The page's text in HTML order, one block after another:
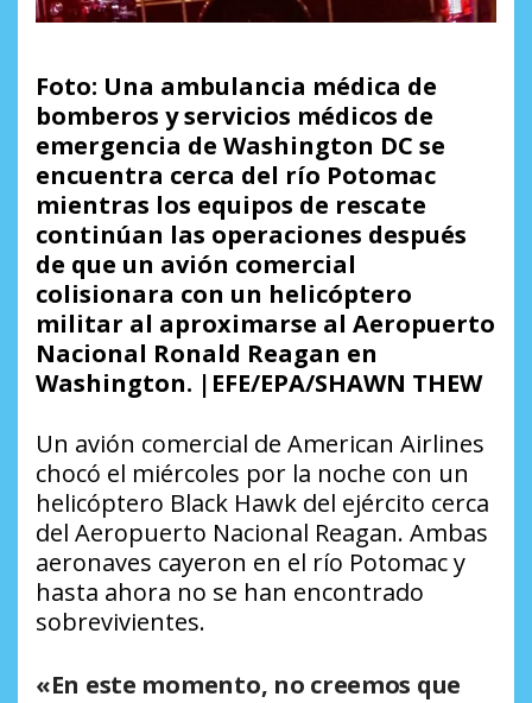
Foto: Una ambulancia médica de
bomberos y servicios médicos de
emergencia de Washington DC se
encuentra cerca del río Potomac
mientras los equipos de rescate
continúan las operaciones después
de que un avión comercial
colisionara con un helicóptero
militar al aproximarse al Aeropuerto
Nacional Ronald Reagan en
Washington. |EFE/EPA/SHAWN THEW
Un avión comercial de American Airlines
chocó el miércoles por la noche con un
helicóptero Black Hawk del ejército cerca
del Aeropuerto Nacional Reagan. Ambas
aeronaves cayeron en el río Potomac y
hasta ahora no se han encontrado
sobrevivientes.
«En este momento, no creemos que